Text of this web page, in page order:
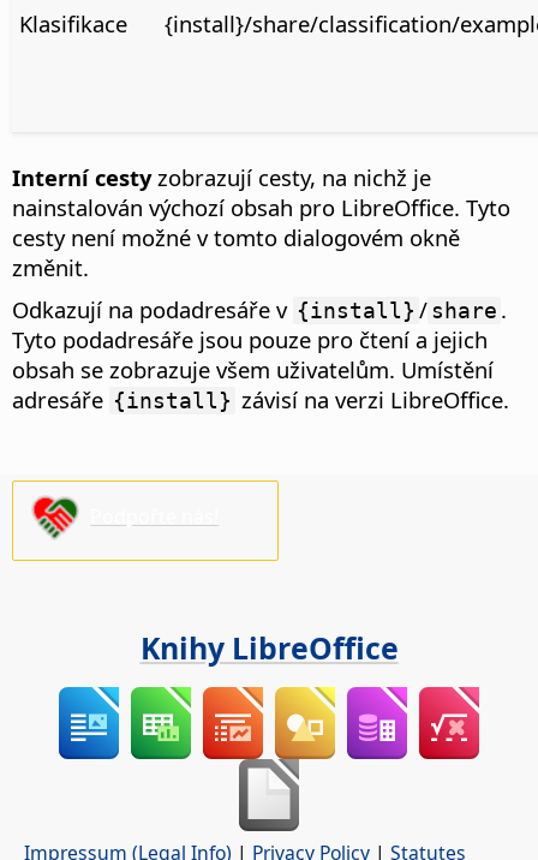
Klasifikace {install}/share/classification/
Interní cestyzobrazují cesty, na nichž je
nainstalován výchozí obsah pro LibreOffice. Tyto
cesty není možné v tomto dialogovém okně
změnit.
Odkazují na podadresáře v {install} /share .
Tyto podadresáře jsou pouze pro čtení a jejich
obsah se zobrazuje všem uživatelům. Umístění
adresáře {install} závisí na verzi LibreOffice.
Knihy LibreOffice
Impressum (Legal Info) | Privacy Policy | Statutes